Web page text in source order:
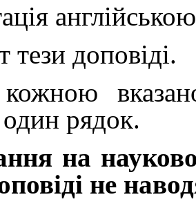
тези доповіді.
один рядок.
на
не